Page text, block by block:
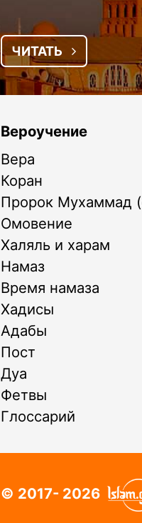
ЧИТАТЬ
Вероучение
Вера
Коран
Пророк Мухаммад
Омовение
Халяль и харам
Намаз
Время намаза
Хадисы
Адабы
Пост
Дуа
Фетвы
Глоссарий
© 2017- 2026